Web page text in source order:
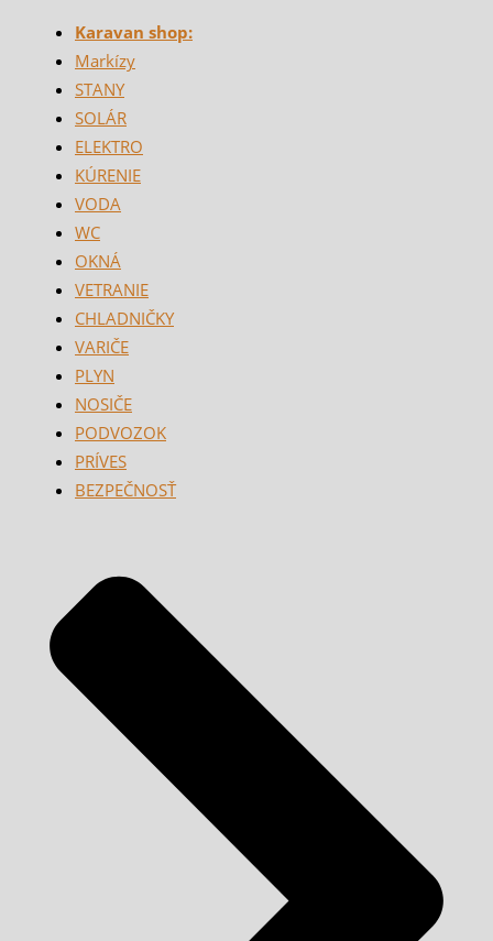
Karavan shop:
Markízy
STANY
SOLÁR
ELEKTRO
KÚRENIE
VODA
WC
OKNÁ
VETRANIE
CHLADNIČKY
VARIČE
PLYN
NOSIČE
PODVOZOK
PRÍVES
BEZPEČNOSŤ